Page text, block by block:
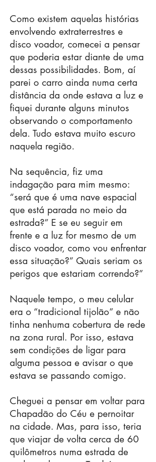
Como existem aquelas histórias
envolvendo extraterrestres e
disco voador, comecei a pensar
que poderia estar diante de uma
dessas possibilidades. Bom, aí
parei o carro ainda numa certa
distância da onde estava a luz e
fiquei durante alguns minutos
observando o comportamento
dela. Tudo estava muito escuro
naquela região.
Na sequência, fiz uma
indagação para mim mesmo:
“será que é uma nave espacial
que está parada no meio da
estrada?” E se eu seguir em
frente e a luz for mesmo de um
disco voador, como vou enfrentar
essa situação?” Quais seriam os
perigos que estariam correndo?”
Naquele tempo, o meu celular
era o “tradicional tijolão” e não
tinha nenhuma cobertura de rede
na zona rural. Por isso, estava
sem condições de ligar para
alguma pessoa e avisar o que
estava se passando comigo.
Cheguei a pensar em voltar para
Chapadão do Céu e pernoitar
na cidade. Mas, para isso, teria
que viajar de volta cerca de 60
quilômetros numa estrada de